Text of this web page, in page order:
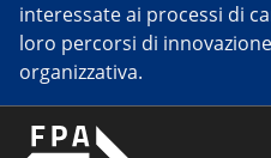
interessate ai processi di
loro percorsi di
organizzativa.